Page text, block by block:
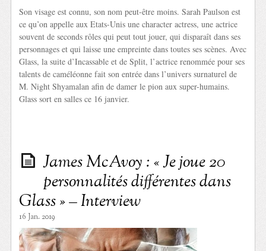
Son visage est connu, son nom peut-être moins. Sarah Paulson est
ce qu’on appelle aux Etats-Unis une character actress, une actrice
souvent de seconds rôles qui peut tout jouer, qui disparaît dans ses
personnages et qui laisse une empreinte dans toutes ses scènes. Avec
Glass, la suite d’Incassable et de Split, l’actrice renommée pour ses
talents de caméléonne fait son entrée dans l’univers surnaturel de
M. Night Shyamalan afin de damer le pion aux super-humains.
Glass sort en salles ce 16 janvier.
James McAvoy : « Je joue 20
personnalités différentes dans
Glass » – Interview
16 Jan. 2019